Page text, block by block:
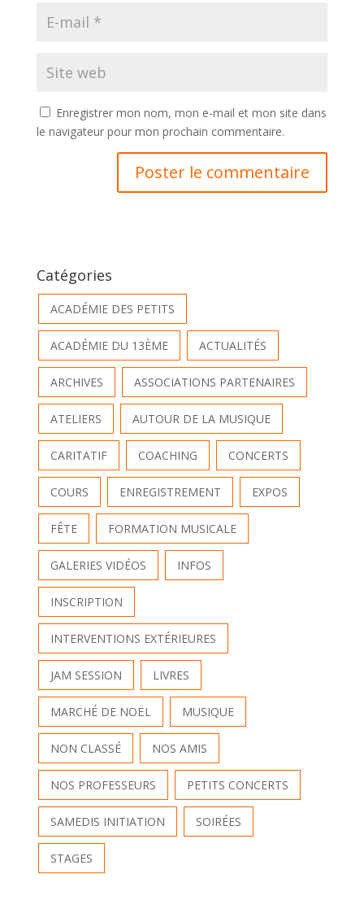
Enregistrer mon nom, mon e-mail et mon site dans
le navigateur pour mon prochain commentaire.
Catégories
ACADÉMIE DES PETITS
ACADÉMIE DU 13ÈME ACTUALITÉS
ARCHIVES ASSOCIATIONS PARTENAIRES
ATELIERS AUTOUR DE LA MUSIQUE
CARITATIF COACHING CONCERTS
COURS ENREGISTREMENT EXPOS
FÊTE FORMATION MUSICALE
GALERIES VIDÉOS INFOS
INSCRIPTION
INTERVENTIONS EXTÉRIEURES
JAM SESSION LIVRES
MARCHÉ DE NOËL MUSIQUE
NON CLASSÉ NOS AMIS
NOS PROFESSEURS PETITS CONCERTS
SAMEDIS INITIATION SOIRÉES
STAGES